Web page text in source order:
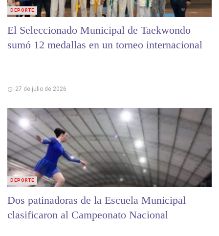
El Seleccionado Municipal de Taekwondo
sumó 12 medallas en un torneo internacional
27 de julio de 2026
DEPORTE
Dos patinadoras de la Escuela Municipal
clasificaron al Campeonato Nacional
DEPORTE